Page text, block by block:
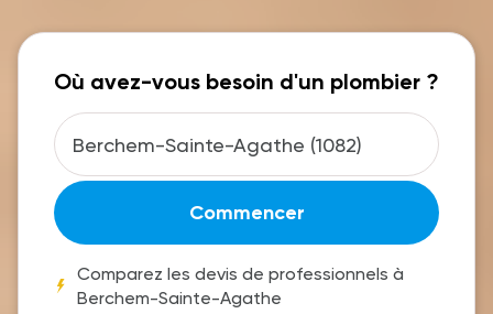
Où avez-vous besoin d'un plombier ?
Commencer
Comparez les devis de professionnels à
Berchem-Sainte-Agathe